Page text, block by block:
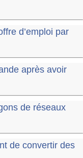
d’emploi par
après avoir
de réseaux
de convertir des